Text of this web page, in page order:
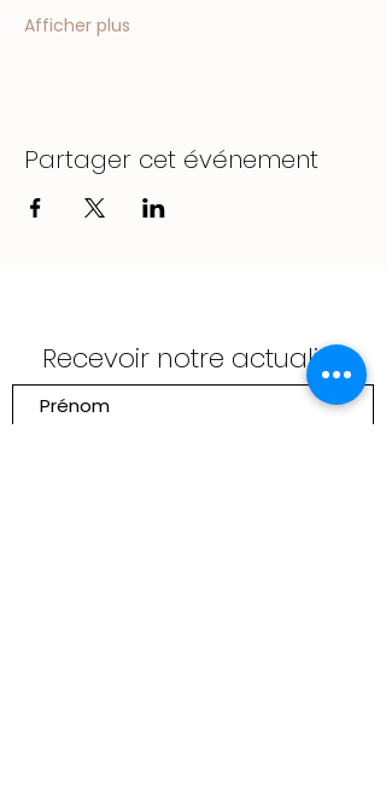
Afficher plus
Partager cet événement
Recevoir notre actualité